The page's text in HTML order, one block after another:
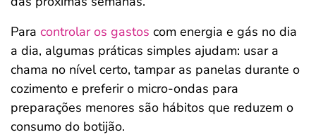
Para controlar os gastos com energia e gás no dia
a dia, algumas práticas simples ajudam: usar a
chama no nível certo, tampar as panelas durante o
cozimento e preferir o micro-ondas para
preparações menores são hábitos que reduzem o
consumo do botijão.